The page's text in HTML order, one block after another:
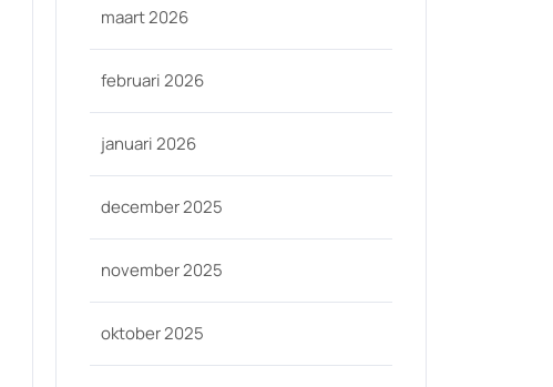
maart 2026
februari 2026
januari 2026
december 2025
november 2025
oktober 2025